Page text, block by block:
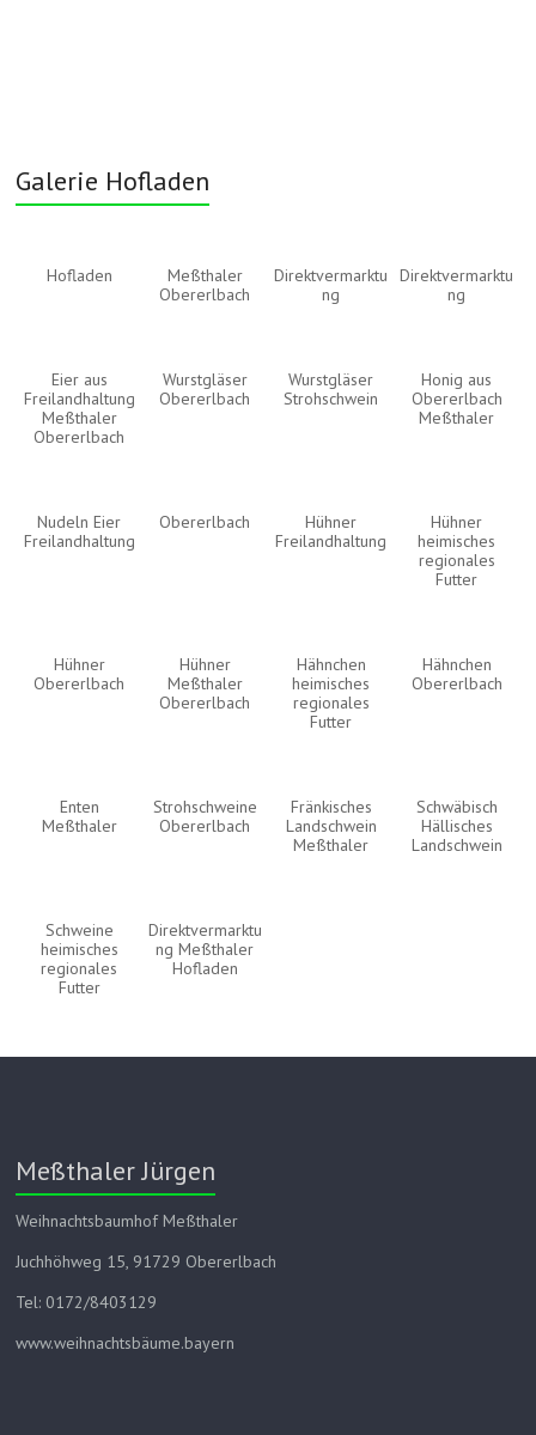
Galerie Hofladen
Hofladen
Meßthaler
Obererlbach
Direktvermarktu
ng
Direktvermarktu
ng
Eier aus
Freilandhaltung
Meßthaler
Obererlbach
Wurstgläser
Obererlbach
Wurstgläser
Strohschwein
Honig aus
Obererlbach
Meßthaler
Nudeln Eier
Freilandhaltung
Obererlbach
Hühner
Freilandhaltung
Hühner
heimisches
regionales
Futter
Hühner
Obererlbach
Hühner
Meßthaler
Obererlbach
Hähnchen
heimisches
regionales
Futter
Hähnchen
Obererlbach
Enten
Meßthaler
Strohschweine
Obererlbach
Fränkisches
Landschwein
Meßthaler
Schwäbisch
Hällisches
Landschwein
Schweine
heimisches
regionales
Futter
Direktvermarktu
ng Meßthaler
Hofladen
Meßthaler Jürgen
Weihnachtsbaumhof Meßthaler
Juchhöhweg 15, 91729 Obererlbach
Tel: 0172/8403129
www.weihnachtsbäume.bayern